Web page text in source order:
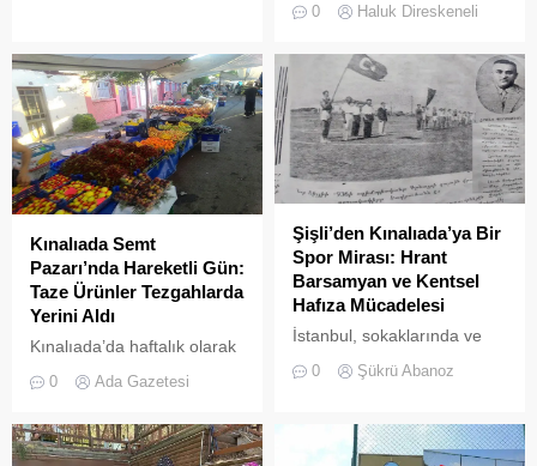
Büyükada’yı elli, altmış yıldır
ve adımları değişti
0 Haluk Direskeneli
Kınalıada Semt
Pazarı’nda Hareketli Gün:
Taze Ürünler Tezgahlarda
Yerini Aldı
Kınalıada’da haftalık olarak
sakinleri ve ziyaretçilerin
canlılığına ulaştı.
0 Ada Gazetesi
Şişli’den Kınalıada’ya Bir
Spor Mirası: Hrant
Barsamyan ve Kentsel
Hafıza Mücadelesi
İstanbul, sokaklarında ve
yüzyıllardır biriktirdiği çok
devasa bir hafıza
mekânıdır.
0 Şükrü Abanoz